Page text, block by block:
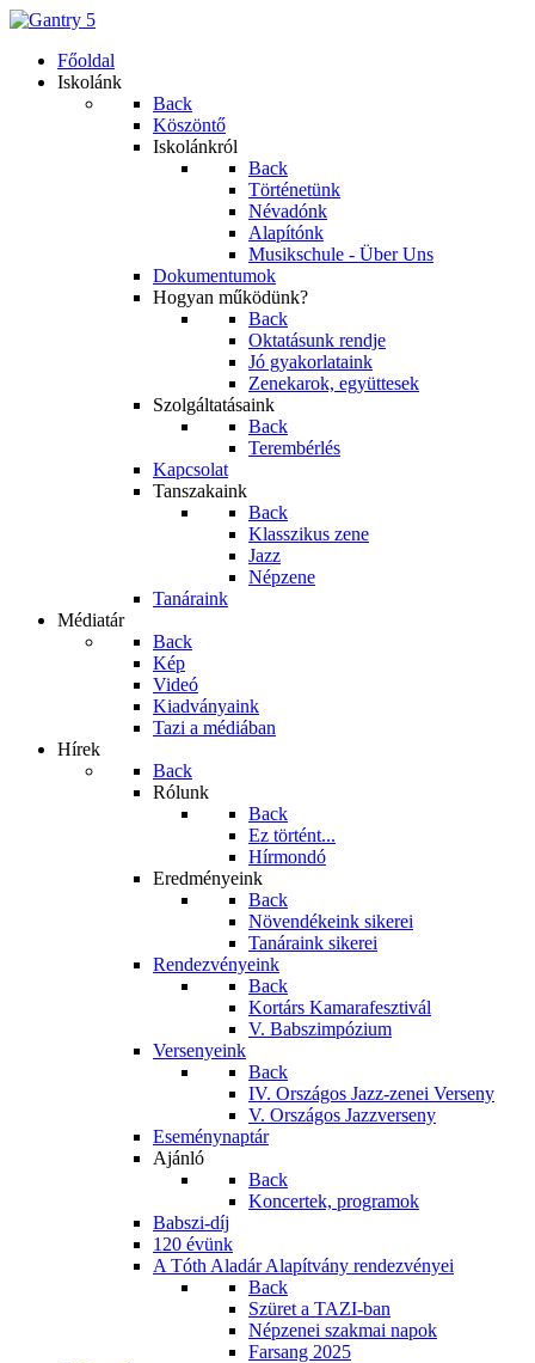
Főoldal
Iskolánk
Back
Köszöntő
Iskolánkról
Back
Történetünk
Névadónk
Alapítónk
Musikschule - Über Uns
Dokumentumok
Hogyan működünk?
Back
Oktatásunk rendje
Jó gyakorlataink
Zenekarok, együttesek
Szolgáltatásaink
Back
Terembérlés
Kapcsolat
Tanszakaink
Back
Klasszikus zene
Jazz
Népzene
Tanáraink
Médiatár
Back
Kép
Videó
Kiadványaink
Tazi a médiában
Hírek
Back
Rólunk
Back
Ez történt...
Hírmondó
Eredményeink
Back
Növendékeink sikerei
Tanáraink sikerei
Rendezvényeink
Back
Kortárs Kamarafesztivál
V. Babszimpózium
Versenyeink
Back
IV. Országos Jazz-zenei Verseny
V. Országos Jazzverseny
Eseménynaptár
Ajánló
Back
Koncertek, programok
Babszi-díj
120 évünk
A Tóth Aladár Alapítvány rendezvényei
Back
Szüret a TAZI-ban
Népzenei szakmai napok
Farsang 2025